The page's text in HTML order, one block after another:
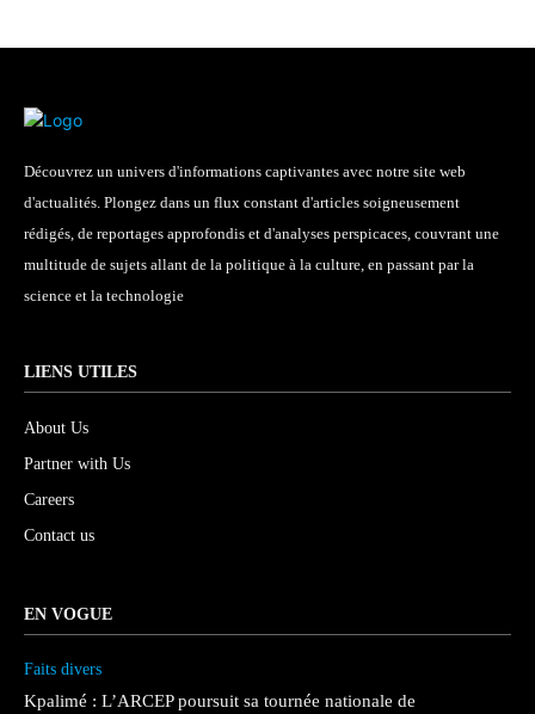
Découvrez un univers d'informations captivantes avec notre site web
d'actualités. Plongez dans un flux constant d'articles soigneusement
rédigés, de reportages approfondis et d'analyses perspicaces, couvrant une
multitude de sujets allant de la politique à la culture, en passant par la
science et la technologie
LIENS UTILES
About Us
Partner with Us
Careers
Contact us
EN VOGUE
Faits divers
Kpalimé : L’ARCEP poursuit sa tournée nationale de